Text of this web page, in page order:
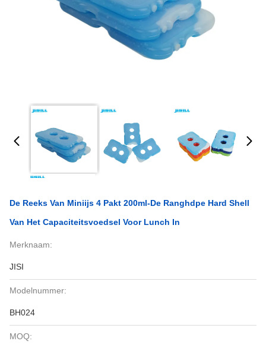
De Reeks Van Miniijs 4 Pakt 200ml-De Ranghdpe Hard Shell
Van Het Capaciteitsvoedsel Voor Lunch In
Merknaam:
JISI
Modelnummer:
BH024
MOQ: